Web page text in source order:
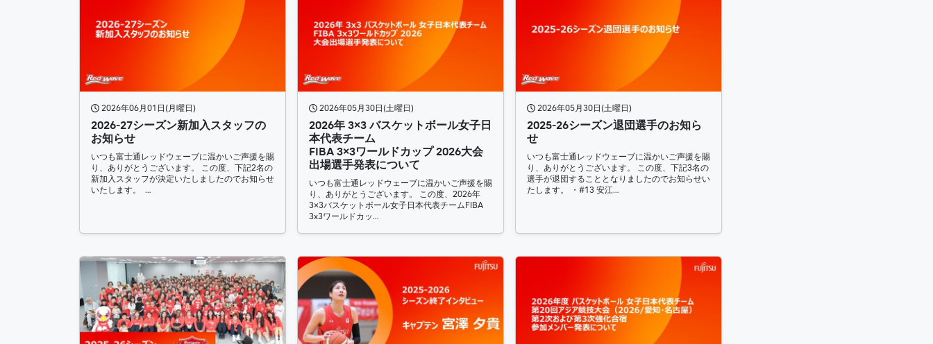
2026年06月01日(月曜日)
2026-27シーズン新加入スタッフの
お知らせ
いつも富士通レッドウェーブに温かいご声援を賜
り、ありがとうございます。 この度、下記2名の
新加入スタッフが決定いたしましたのでお知らせ
いたします。 …
2026年05月30日(土曜日)
2026年 3×3 バスケットボール女子日
本代表チーム
FIBA 3×3ワールドカップ 2026大会
出場選手発表について
いつも富士通レッドウェーブに温かいご声援を賜
り、ありがとうございます。 この度、2026年
3×3バスケットボール女子日本代表チームFIBA
3x3ワールドカッ…
2026年05月30日(土曜日)
2025-26シーズン退団選手のお知ら
せ
いつも富士通レッドウェーブに温かいご声援を賜
り、ありがとうございます。 この度、下記3名の
選手が退団することとなりましたのでお知らせい
たします。 ・#13 安江…